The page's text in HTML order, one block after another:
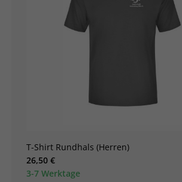
T-Shirt Rundhals (Herren)
26,50 €
3-7 Werktage